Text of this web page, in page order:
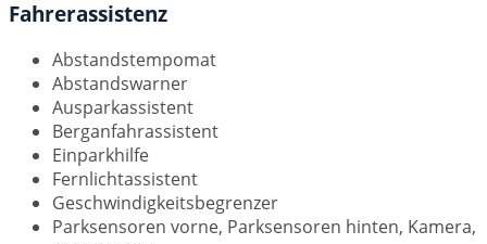
Fahrerassistenz
Abstandstempomat
Abstandswarner
Ausparkassistent
Berganfahrassistent
Einparkhilfe
Fernlichtassistent
Geschwindigkeitsbegrenzer
Parksensoren vorne, Parksensoren hinten, Kamera,